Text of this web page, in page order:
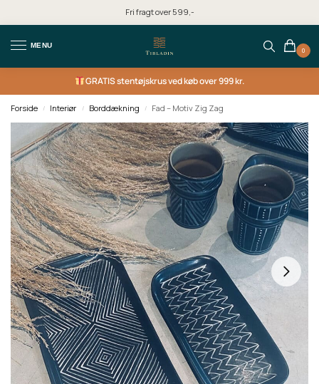
Fri fragt over 599,-
MENU
0
GRATISstentøjskrus ved køb over 999 kr.
Forside / Interiør / Borddækning / Fad – Motiv Zig Zag